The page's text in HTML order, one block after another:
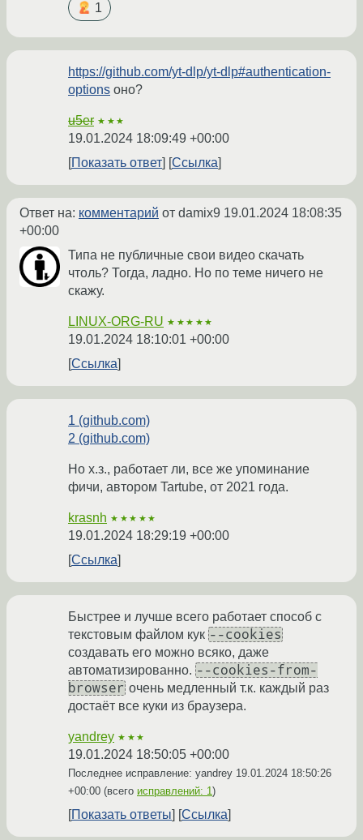
1
https://github.com/yt-dlp/yt-dlp#authentication-
options оно?
u5er ★★★
19.01.2024 18:09:49 +00:00
Показать ответ
Ссылка
Ответ на: комментарий от damix9 19.01.2024 18:08:35
+00:00
Типа не публичные свои видео скачать
чтоль? Тогда, ладно. Но по теме ничего не
скажу.
LINUX-ORG-RU ★★★★★
19.01.2024 18:10:01 +00:00
Ссылка
1 (github.com)
2 (github.com)
Но х.з., работает ли, все же упоминание
фичи, автором Tartube, от 2021 года.
krasnh ★★★★★
19.01.2024 18:29:19 +00:00
Ссылка
Быстрее и лучше всего работает способ с
текстовым файлом кук --cookies
создавать его можно всяко, даже
автоматизированно. --cookies-from-
browser очень медленный т.к. каждый раз
достаёт все куки из браузера.
yandrey ★★★
19.01.2024 18:50:05 +00:00
Последнее исправление: yandrey 19.01.2024 18:50:26
+00:00 (всего исправлений: 1)
Показать ответы Ссылка